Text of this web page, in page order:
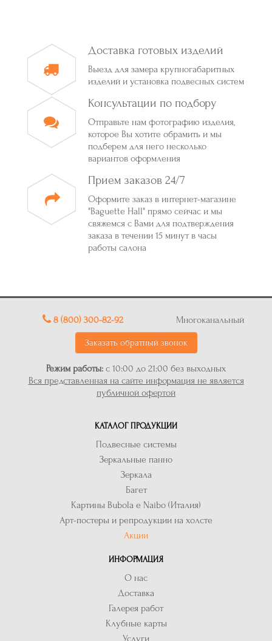
Доставка готовых изделий
Выезд для замера крупногабаритных
изделий и установка подвесных систем
Консультации по подбору
Отправьте нам фотографию изделия,
которое Вы хотите обрамить и мы
подберем для него несколько
вариантов оформления
Прием заказов 24/7
Оформите заказ в интернет-магазине
"Baguette Hall" прямо сейчас и мы
свяжемся с Вами для подтверждения
заказа в течении 15 минут в часы
работы салона
8 (800) 300-82-92 Многоканальный
Заказать обратный звонок
Режим работы: с 10:00 до 21:00 без выходных
Вся представленная на сайте информация не является
публичной офертой
КАТАЛОГ ПРОДУКЦИИ
Подвесные системы
Зеркальные панно
Зеркала
Багет
Картины Bubola e Naibo (Италия)
Арт-постеры и репродукции на холсте
Акции
ИНФОРМАЦИЯ
О нас
Доставка
Галерея работ
Клубные карты